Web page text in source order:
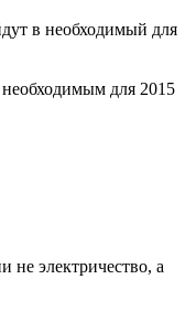
в необходимый для
для 2015
не электричество, а